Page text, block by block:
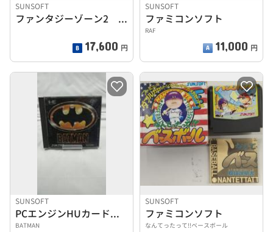
SUNSOFT
ファンタジーゾーン2 オパオパの涙
17,600 円
SUNSOFT
ファミコンソフト
RAF
11,000 円
SUNSOFT
PCエンジンHUカードソフト
BATMAN
SUNSOFT
ファミコンソフト
なんてったって!!ベースボール